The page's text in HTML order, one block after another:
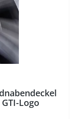
Logo